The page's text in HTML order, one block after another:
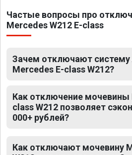
Частые вопросы про
Mercedes W212 E-class
Зачем отключают систему
Mercedes E-class W212?
Как отключение мочевины
class W212 позволяет
000+ рублей?
Как отключают мочевину